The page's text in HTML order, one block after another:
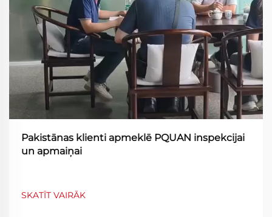
Pakistānas klienti apmeklē PQUAN inspekcijai
un apmaiņai
SKATĪT VAIRĀK